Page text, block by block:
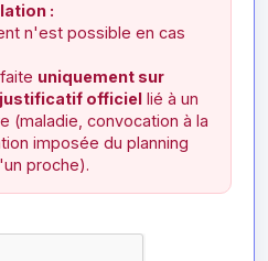
:
n'est possible en cas
uniquement sur
officiel lié à un
(maladie, convocation à la
imposée du planning
proche).